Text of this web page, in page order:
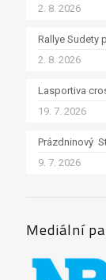
2. 8. 2026
Rallye Sudety
2. 8. 2026
Lasportiva
19. 7. 2026
Prázdninový
9. 7. 2026
Mediální